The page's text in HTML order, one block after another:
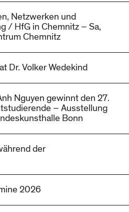
Netzwerken und
/ HfG in Chemnitz – Sa,
Chemnitz
Dr. Volker Wedekind
Nguyen gewinnt den 27.
– Ausstellung
Bonn
der
2026